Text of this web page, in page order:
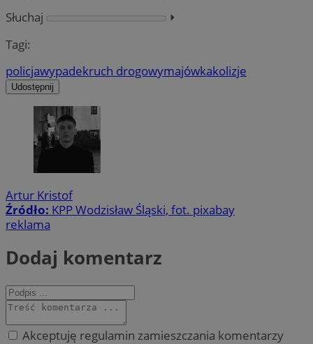
Słuchaj
⏵︎
Tagi:
policjawypadekruch drogowymajówkakolizje
Udostępnij
Artur Kristof
Źródło: KPP Wodzisław Śląski, fot. pixabay
reklama
Dodaj komentarz
Akceptuję regulamin zamieszczania komentarzy